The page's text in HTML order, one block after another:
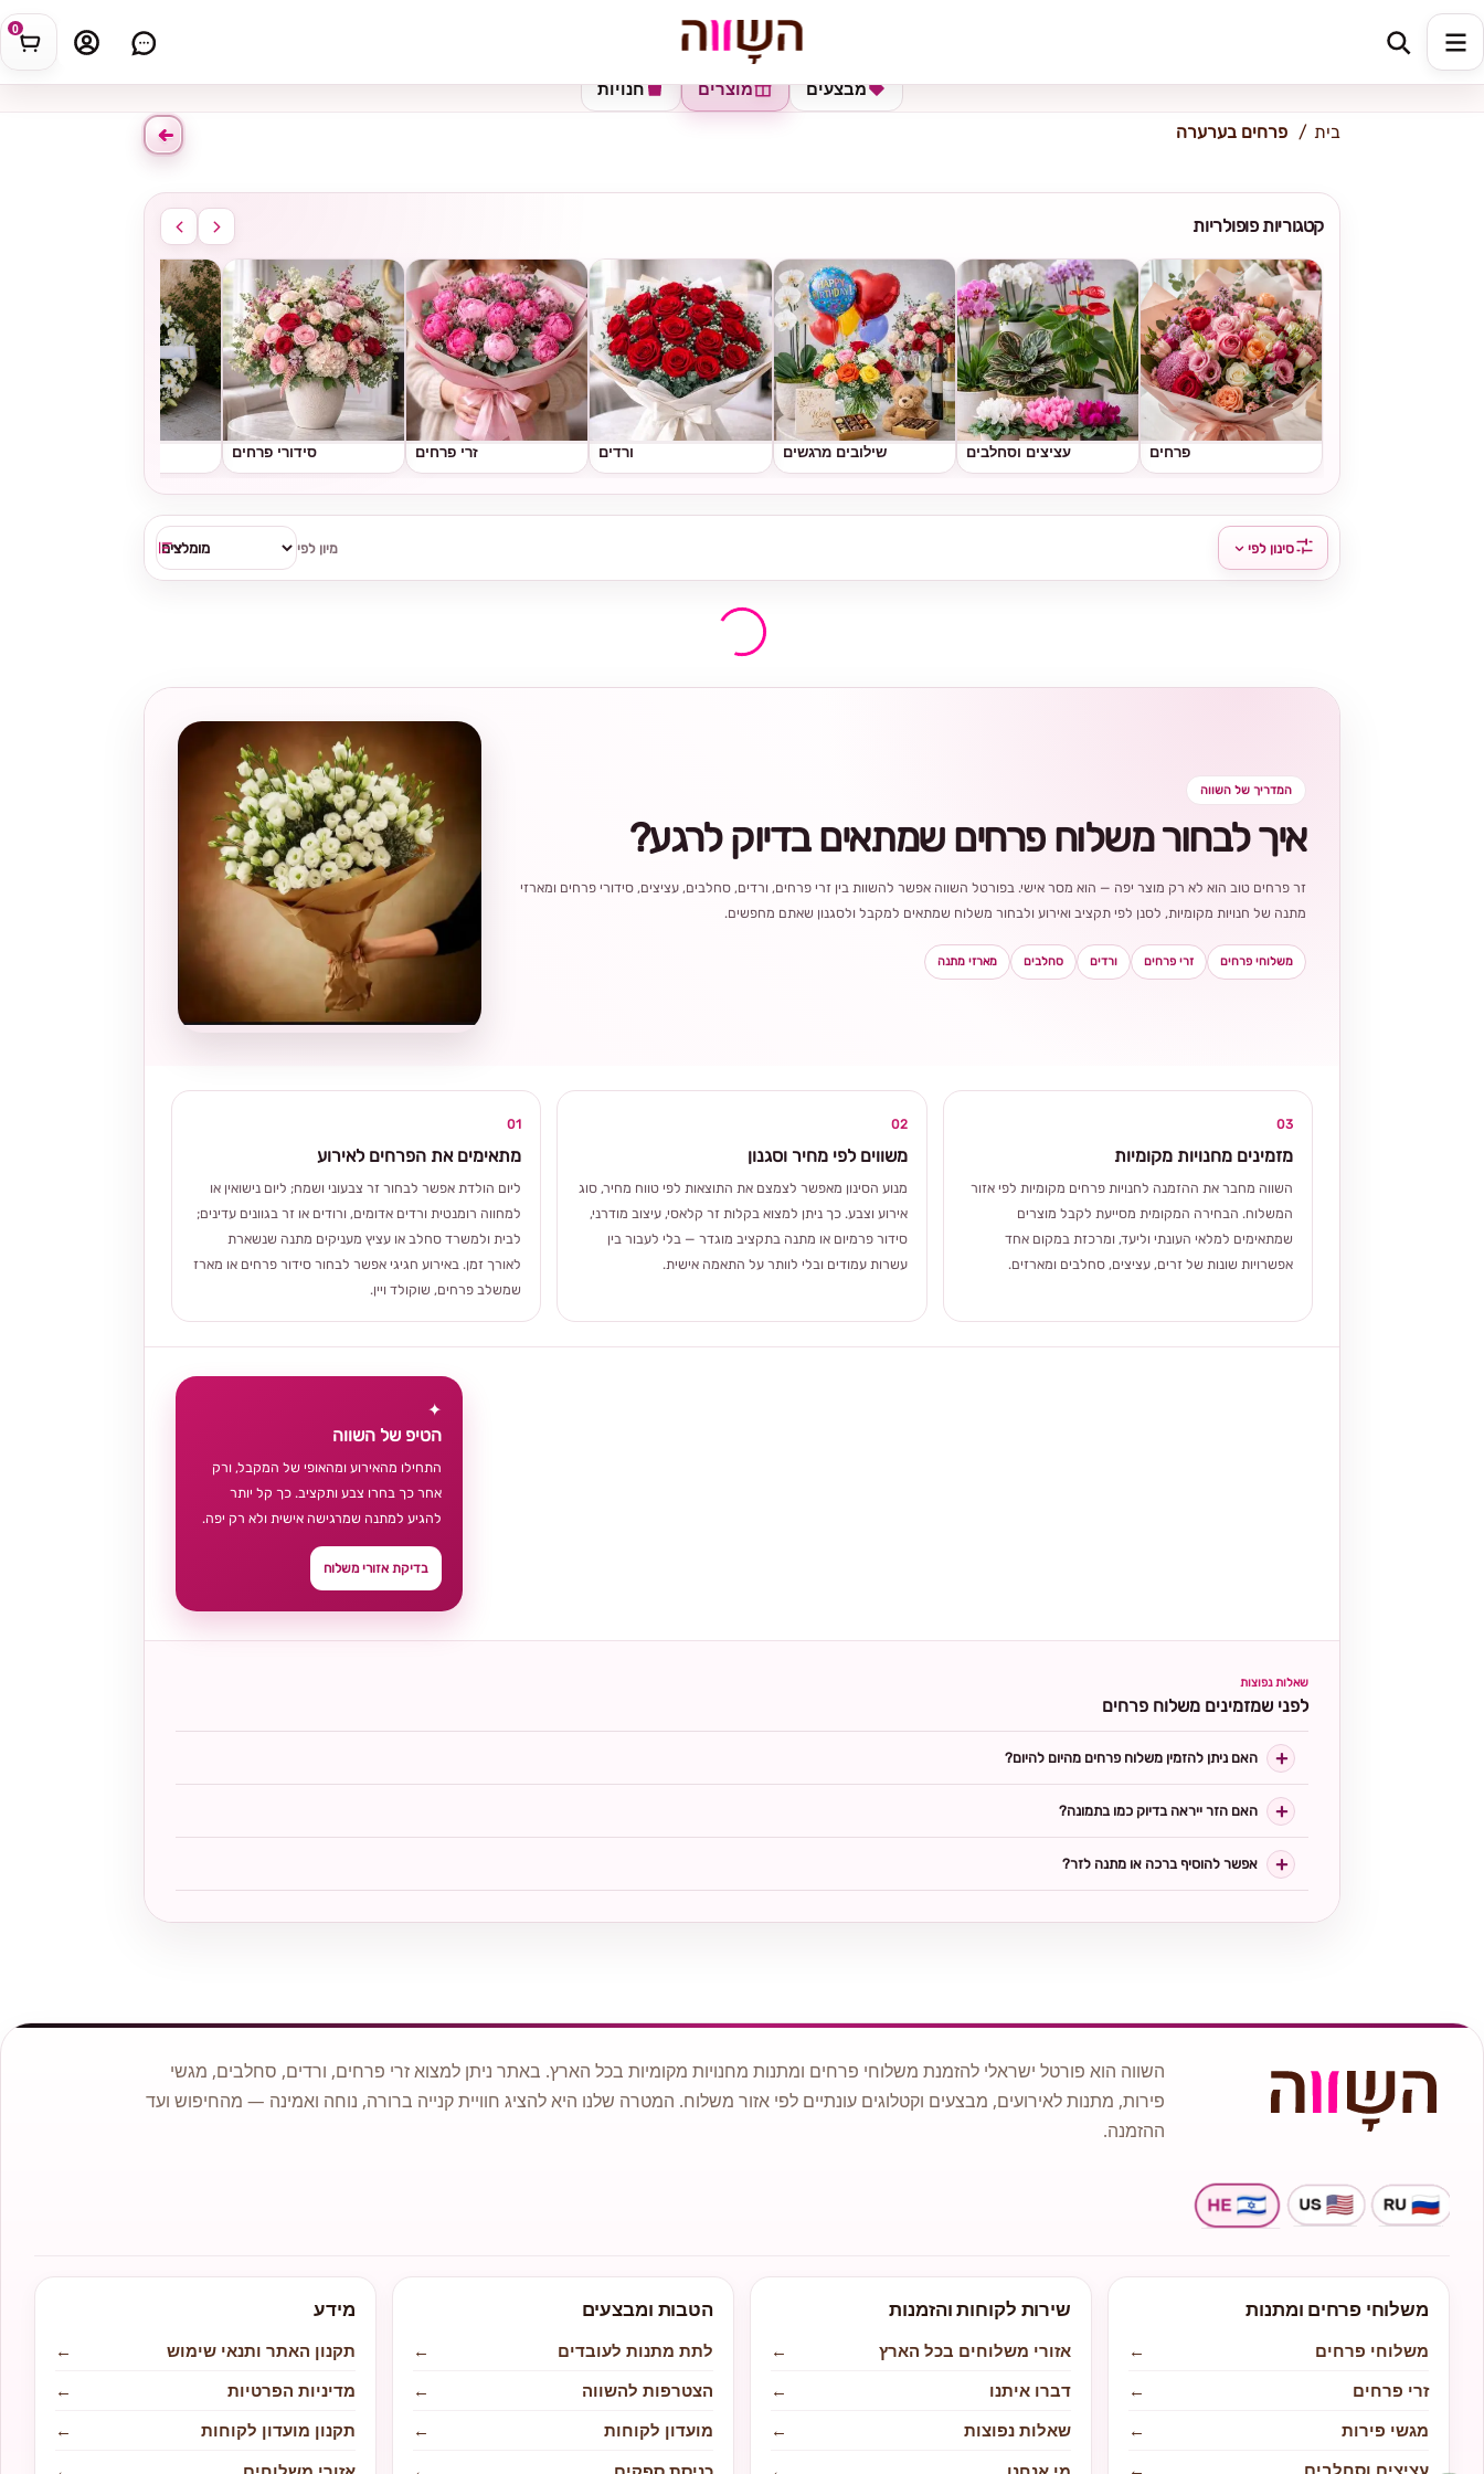
0 כתובת למשלוח
חנויות מוצרים מבצעים
בית פרחים בערערה
קטגוריות פופולריות
פרחים עציצים וסחלבים שילובים מרגשים ורדים זרי פרחים סידורי פרחים
מיון לפי סינון לפי
המדריך של השווה
איך לבחור משלוח פרחים שמתאים בדיוק לרגע?
זר פרחים טוב הוא לא רק מוצר יפה — הוא מסר אישי. בפורטל השווה אפשר להשוות בין זרי פרחים, ורדים, סחלבים, עציצים, סידורי פרחים ומארזי
מתנה של חנויות מקומיות, לסנן לפי תקציב ואירוע ולבחור משלוח שמתאים למקבל ולסגנון שאתם מחפשים.
משלוחי פרחים זרי פרחים ורדים סחלבים מארזי מתנה
01
מתאימים את הפרחים לאירוע
ליום הולדת אפשר לבחור זר צבעוני ושמח; ליום נישואין או
למחווה רומנטית ורדים אדומים, ורודים או זר בגוונים עדינים;
לבית ולמשרד סחלב או עציץ מעניקים מתנה שנשארת
לאורך זמן. באירוע חגיגי אפשר לבחור סידור פרחים או מארז
שמשלב פרחים, שוקולד ויין.
02
משווים לפי מחיר וסגנון
מנוע הסינון מאפשר לצמצם את התוצאות לפי טווח מחיר, סוג
אירוע וצבע. כך ניתן למצוא בקלות זר קלאסי, עיצוב מודרני,
סידור פרמיום או מתנה בתקציב מוגדר — בלי לעבור בין
עשרות עמודים ובלי לוותר על התאמה אישית.
03
מזמינים מחנויות מקומיות
השווה מחבר את ההזמנה לחנויות פרחים מקומיות לפי אזור
המשלוח. הבחירה המקומית מסייעת לקבל מוצרים
שמתאימים למלאי העונתי וליעד, ומרכזת במקום אחד
אפשרויות שונות של זרים, עציצים, סחלבים ומארזים.
✦
הטיפ של השווה
התחילו מהאירוע ומהאופי של המקבל, ורק
אחר כך בחרו צבע ותקציב. כך קל יותר
להגיע למתנה שמרגישה אישית ולא רק יפה.
בדיקת אזורי משלוח
שאלות נפוצות
לפני שמזמינים משלוח פרחים
האם ניתן להזמין משלוח פרחים מהיום להיום?
האם הזר ייראה בדיוק כמו בתמונה?
אפשר להוסיף ברכה או מתנה לזר?
השווה הוא פורטל ישראלי להזמנת משלוחי פרחים ומתנות מחנויות מקומיות בכל הארץ. באתר ניתן למצוא זרי פרחים, ורדים, סחלבים, מגשי
פירות, מתנות לאירועים, מבצעים וקטלוגים עונתיים לפי אזור משלוח. המטרה שלנו היא להציג חוויית קנייה ברורה, נוחה ואמינה — מהחיפוש ועד
ההזמנה.
משלוחי פרחים ומתנות
משלוחי פרחים
←
זרי פרחים
←
מגשי פירות
←
שירות לקוחות והזמנות
אזורי משלוחים בכל הארץ
←
דברו איתנו
←
שאלות נפוצות
←
הטבות ומבצעים
לתת מתנות לעובדים
←
הצטרפות להשווה
←
מועדון לקוחות
←
מידע
תקנון האתר ותנאי שימוש
←
מדיניות הפרטיות
←
תקנון מועדון לקוחות
←